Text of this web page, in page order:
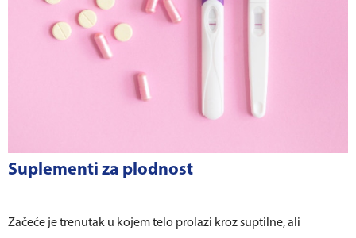
Suplementi za plodnost
Začeće je trenutak u kojem telo prolazi kroz suptilne, ali